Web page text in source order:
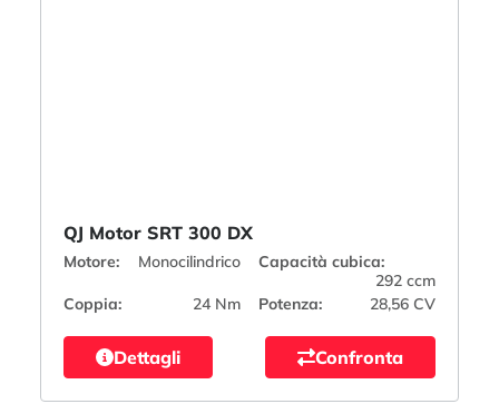
QJ Motor SRT 300 DX
Motore: Monocilindrico
Capacità cubica:
292 ccm
Coppia:
24 Nm Potenza: 28,56 CV
Dettagli Confronta